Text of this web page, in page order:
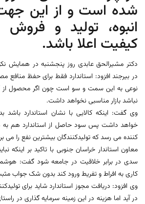
شده است و از این جهت
انبوه، تولید و فروش
کیفیت اعلا باشد.
دکتر مشیرالحق عابدی روز پنجشنبه در همایش
در بیرجند افزود: استاندارد فقط برای حفظ منافع
نوعی به این سمت و سو است چون اگر محصول از
نباشد بازار مناسبی نخواهد داشت.
وی گفت: اینکه کالایی با نشان استاندارد
خواهد داشت پس سود حاصل از استاندارد هم به
کننده می رسد که تولیدکنندگان بیشترین نفع را می
معاون استاندار خراسان جنوبی با تاکید بر اینکه
سدی در برابر خلاقیت در جامعه شود گفت:
کاری به افراط و تفریط ورود کند بدون شک جواب
وی افزود: دریافت مجوز استاندارد شاید برای
در آید اما هزینه در این زمینه سرمایه گذاری در